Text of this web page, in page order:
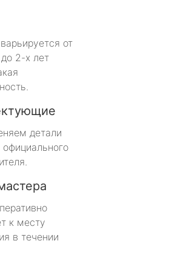
от
2-х лет
детали
официального
к месту
в течении